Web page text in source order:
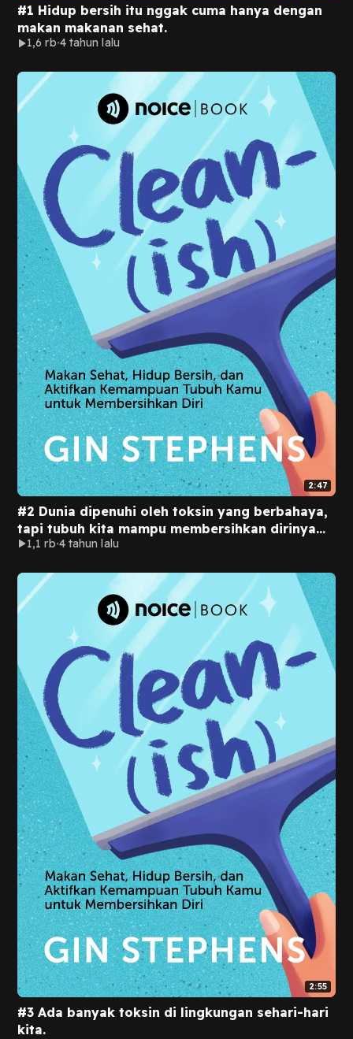
#1 Hidup bersih itu nggak cuma hanya dengan
makan makanan sehat.
1,6 rb 4 tahun lalu
2:47
#2 Dunia dipenuhi oleh toksin yang berbahaya,
tapi tubuh kita mampu membersihkan dirinya
sendiri.
1,1 rb 4 tahun lalu
2:55
#3 Ada banyak toksin di lingkungan sehari-hari
kita.